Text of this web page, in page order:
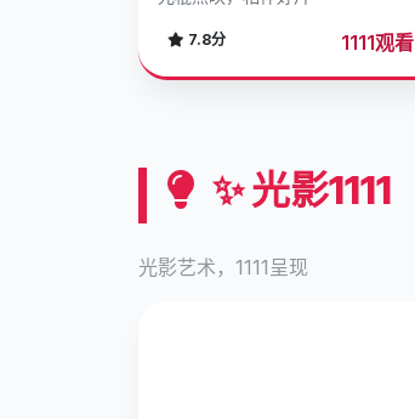
7.8分 1111观看
✨ 光影1111
光影艺术，1111呈现